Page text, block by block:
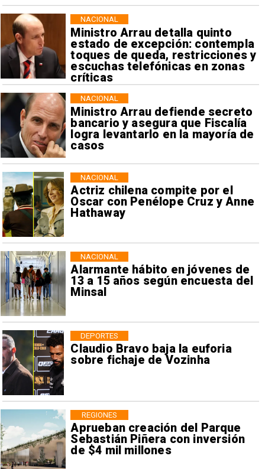
Ministro Arrau detalla quinto
estado de excepción: contempla
toques de queda, restricciones y
escuchas telefónicas en zonas
críticas
NACIONAL
Ministro Arrau defiende secreto
bancario y asegura que Fiscalía
logra levantarlo en la mayoría de
casos
NACIONAL
Actriz chilena compite por el
Oscar con Penélope Cruz y Anne
Hathaway
NACIONAL
Alarmante hábito en jóvenes de
13 a 15 años según encuesta del
Minsal
NACIONAL
Claudio Bravo baja la euforia
sobre fichaje de Vozinha
DEPORTES
Aprueban creación del Parque
Sebastián Piñera con inversión
de $4 mil millones
REGIONES